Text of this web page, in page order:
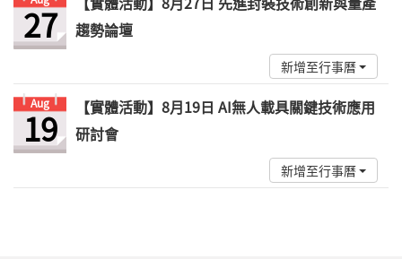
27
趨勢論壇
新增至行事曆
Aug
19
【實體活動】8月19日 AI無人載具關鍵技術應用
研討會
新增至行事曆